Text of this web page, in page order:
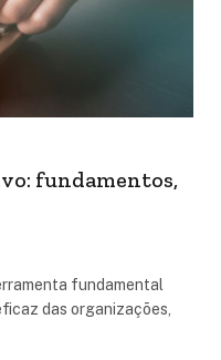
fundamentos,
fundamental
das organizações,